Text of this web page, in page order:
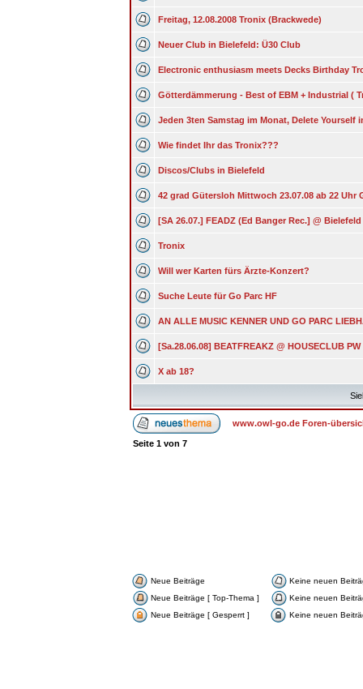
Freitag, 12.08.2008 Tronix (Brackwede)
Neuer Club in Bielefeld: Ü30 Club
Electronic enthusiasm meets Decks Birthday
Götterdämmerung - Best of EBM + Industrial (
Jeden 3ten Samstag im Monat, Delete Yourself
Wie findet Ihr das Tronix???
Discos/Clubs in Bielefeld
42 grad Gütersloh Mittwoch 23.07.08 ab 22 Uhr
[SA 26.07.] FEADZ (Ed Banger Rec.] @ Bielefeld
Tronix
Will wer Karten fürs Ärzte-Konzert?
Suche Leute für Go Parc HF
AN ALLE MUSIC KENNER UND GO PARC
[Sa.28.06.08] BEATFREAKZ @ HOUSECLUB PW
X ab 18?
www.owl-go.de Foren-
Seite 1 von 7
Neue Beiträge
Keine neuen
Neue Beiträge [ Top-Thema ]
Keine neuen
Neue Beiträge [ Gesperrt ]
Keine neuen